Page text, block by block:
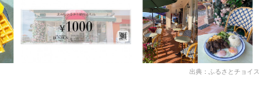
出典：ふるさとチョイス